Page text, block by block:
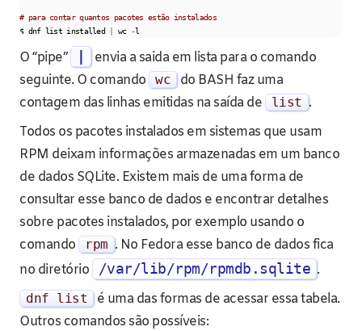
# para contar quantos pacotes estão instalados
$ dnf list installed | wc -l
O “pipe”
envia a saida em lista para o comando
seguinte. O comando
wc do BASH faz uma
contagem das linhas emitidas na saída de
list .
Todos os pacotes instalados em sistemas que usam
RPM deixam informações armazenadas em um banco
de dados SQLite. Existem mais de uma forma de
consultar esse banco de dados e encontrar detalhes
sobre pacotes instalados, por exemplo usando o
comando
rpm . No Fedora esse banco de dados fica
no diretório
/var/lib/rpm/rpmdb.sqlite .
dnf list é uma das formas de acessar essa tabela.
Outros comandos são possíveis: